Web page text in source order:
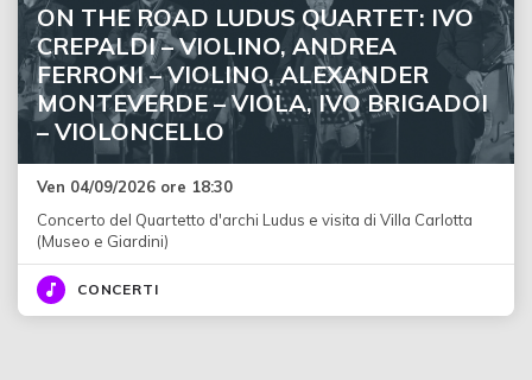
ON THE ROAD LUDUS QUARTET: IVO
CREPALDI – VIOLINO, ANDREA
FERRONI – VIOLINO, ALEXANDER
MONTEVERDE – VIOLA, IVO BRIGADOI
– VIOLONCELLO
Ven 04/09/2026 ore 18:30
Concerto del Quartetto d'archi Ludus e visita di Villa Carlotta
(Museo e Giardini)
CONCERTI